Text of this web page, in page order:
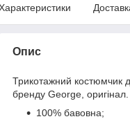
Опис
Трикотажний костюмчик
бренду George , оригінал.
100% бавовна;